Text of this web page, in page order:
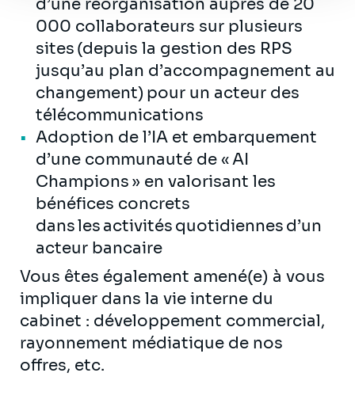
d’une réorganisation auprès de 20
000 collaborateurs sur plusieurs
sites (depuis la gestion des RPS
jusqu’au plan d’accompagnement au
changement) pour un acteur des
télécommunications
Adoption de l’IA et embarquement
d’une communauté de « AI
Champions » en valorisant les
bénéfices concrets
dans les activités quotidiennes d’un
acteur bancaire
Vous êtes également amené(e) à vous
impliquer dans la vie interne du
cabinet : développement commercial,
rayonnement médiatique de nos
offres, etc.